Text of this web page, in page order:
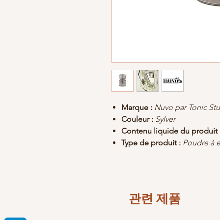
Marque : Nuvo par Tonic
Couleur : Sylver
Contenu liquide du produit
Type de produit : Poudre à
관련 제품